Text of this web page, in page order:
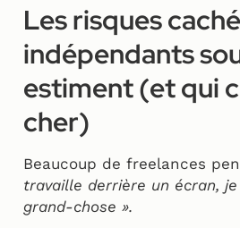
Les risques
indépendants
estiment (et qui
cher)
Beaucoup de freelances
travaille derrière un écran,
grand-chose ».